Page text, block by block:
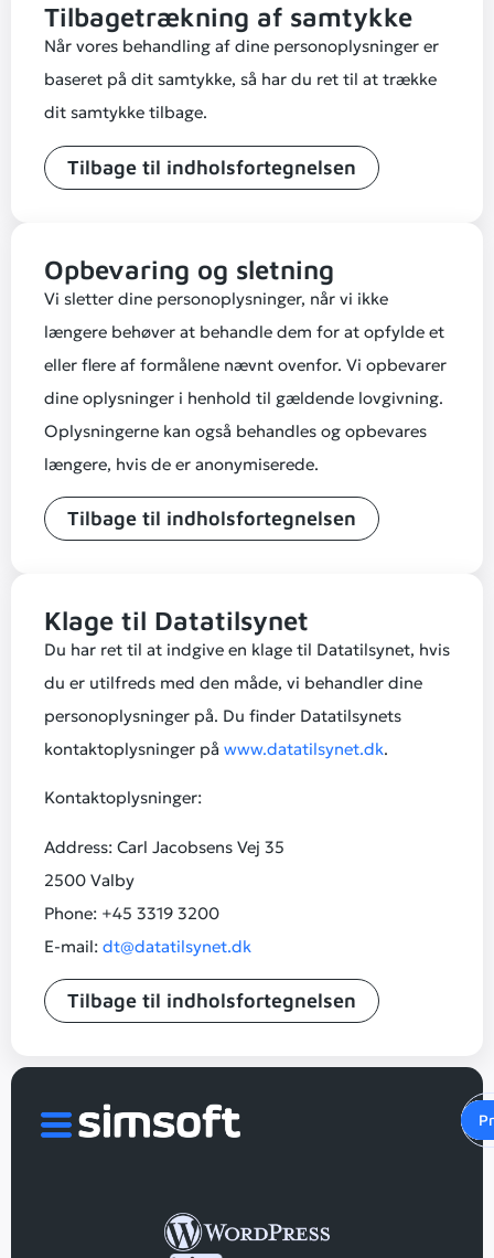
Tilbagetrækning af samtykke
Når vores behandling af dine personoplysninger er
baseret på dit samtykke, så har du ret til at trække
dit samtykke tilbage.
Tilbage til indholsfortegnelsen
Opbevaring og sletning
Vi sletter dine personoplysninger, når vi ikke
længere behøver at behandle dem for at opfylde et
eller flere af formålene nævnt ovenfor. Vi opbevarer
dine oplysninger i henhold til gældende lovgivning.
Oplysningerne kan også behandles og opbevares
længere, hvis de er anonymiserede.
Tilbage til indholsfortegnelsen
Klage til Datatilsynet
Du har ret til at indgive en klage til Datatilsynet, hvis
du er utilfreds med den måde, vi behandler dine
personoplysninger på. Du finder Datatilsynets
kontaktoplysninger på www.datatilsynet.dk.
Kontaktoplysninger:
Address: Carl Jacobsens Vej 35
2500 Valby
Phone: +45 3319 3200
E-mail: dt@datatilsynet.dk
Tilbage til indholsfortegnelsen